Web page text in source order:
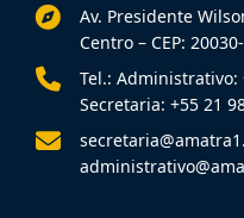
Av. Presidente
Centro – CEP:
Tel.: Administrativo:
Secretaria: +55 21